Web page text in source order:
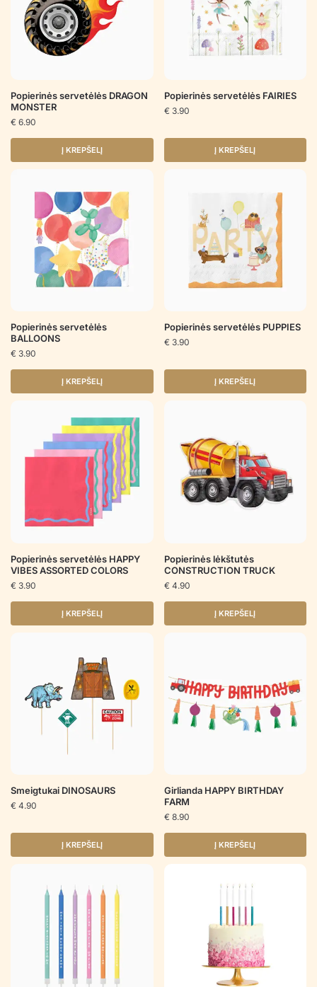
Popierinės servetėlės DRAGON
MONSTER
€ 6.90
Į KREPŠELĮ
Popierinės servetėlės FAIRIES
€ 3.90
Į KREPŠELĮ
Popierinės servetėlės
BALLOONS
€ 3.90
Į KREPŠELĮ
Popierinės servetėlės PUPPIES
€ 3.90
Į KREPŠELĮ
Popierinės servetėlės HAPPY
VIBES ASSORTED COLORS
€ 3.90
Į KREPŠELĮ
Popierinės lėkštutės
CONSTRUCTION TRUCK
€ 4.90
Į KREPŠELĮ
Smeigtukai DINOSAURS
€ 4.90
Į KREPŠELĮ
Girlianda HAPPY BIRTHDAY
FARM
€ 8.90
Į KREPŠELĮ